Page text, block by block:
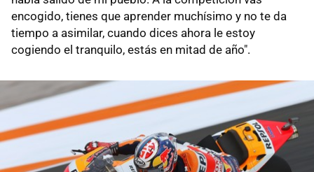
encogido, tienes que aprender muchísimo y no te da
tiempo a asimilar, cuando dices ahora le estoy
cogiendo el tranquilo, estás en mitad de año".